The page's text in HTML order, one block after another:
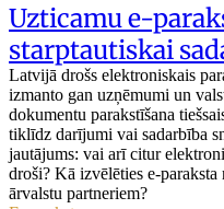
Uzticamu e-
starptautiskai
Latvijā drošs elektroniskais
izmanto gan uzņēmumi un
dokumentu parakstīšana
tiklīdz darījumi vai sadarbība
jautājums: vai arī citur
droši? Kā izvēlēties e-
ārvalstu partneriem?